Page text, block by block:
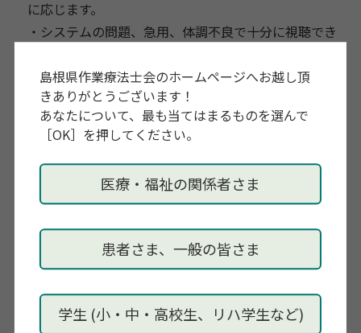
島根県作業療法士会のホームページへお越し頂
きありがとうございます！
あなたについて、最も当てはまるものを選んで
［OK］を押してください。
医療・福祉の関係者さま
患者さま、一般の皆さま
学生 (小・中・高校生、リハ学生など)
に応じます。
・システムの問題、急用、体調不良で十分に視聴でき
北川清一郎 先生
所属：心理オフィスK 代表
資格：臨床心理士、公認心理師、日本精神分析学会
認定心理療法士、など
学会：日本心理臨床学会、日本精神分析学会、日本
EMDR学会、など
出身大学院：関西大学、関西大学大学院
後、精神科、精神病院、総合病院、教育センター、公
立学校SC、児童相談所、EAP、大学相談室などを経